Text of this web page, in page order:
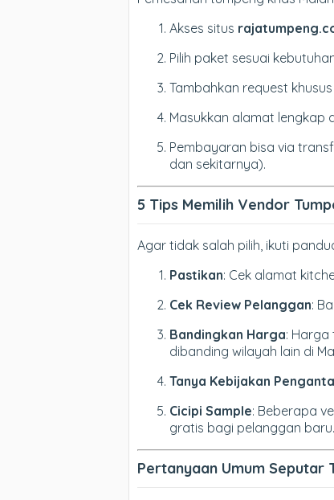
Akses situs
Pilih paket sesuai
Tambahkan request
Masukkan alamat lengkap
Pembayaran bisa via
dan sekitarnya).
5 Tips Memilih Vendor
Agar tidak salah pilih, ikuti
Pastikan: Cek alamat
Cek Review Pelanggan:
Bandingkan Harga: Harga
dibanding wilayah lain di
Tanya Kebijakan
Cicipi Sample: Beberapa
gratis bagi pelanggan baru.
Pertanyaan Umum Seputar